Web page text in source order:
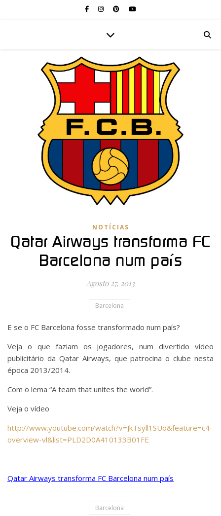
NOTÍCIAS
Qatar Airways transforma FC
Barcelona num país
Agosto 27, 2013
Barcelona
E se o FC Barcelona fosse transformado num país?
Veja o que faziam os jogadores, num divertido vídeo
publicitário da Qatar Airways, que patrocina o clube nesta
época 2013/2014.
Com o lema “A team that unites the world”.
Veja o vídeo
http://www.youtube.com/watch?v=JkTsyll1SUo&feature=c4-
overview-vl&list=PLD2D0A410133B01FE
Qatar Airways transforma FC Barcelona num país
Barcelona